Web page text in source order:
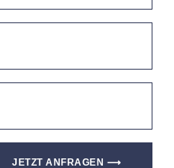
JETZT ANFRAGEN ⟶